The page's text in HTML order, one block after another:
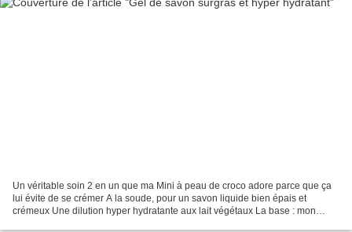
Un véritable soin 2 en un que ma Mini à peau de croco adore parce que ça
lui évite de se crémer A la soude, pour un savon liquide bien épais et
crémeux Une dilution hyper hydratante aux lait végétaux La base : mon